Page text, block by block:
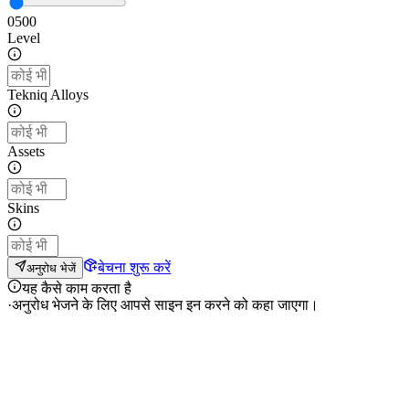
0500
Level
Tekniq Alloys
Assets
Skins
अनुरोध भेजें
बेचना शुरू करें
यह कैसे काम करता है
·अनुरोध भेजने के लिए आपसे साइन इन करने को कहा जाएगा।